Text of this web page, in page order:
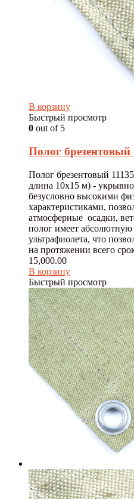
В корзину
Быстрый просмотр
0 out of 5
Полог брезентовый
Полог брезентовый
длина 10х15 м) -
безусловно высокими
характеристиками,
атмосферные осадки,
полог имеет абсолютную
ультрафиолета, что
на протяжении всего
15,000.00
В корзину
Быстрый просмотр